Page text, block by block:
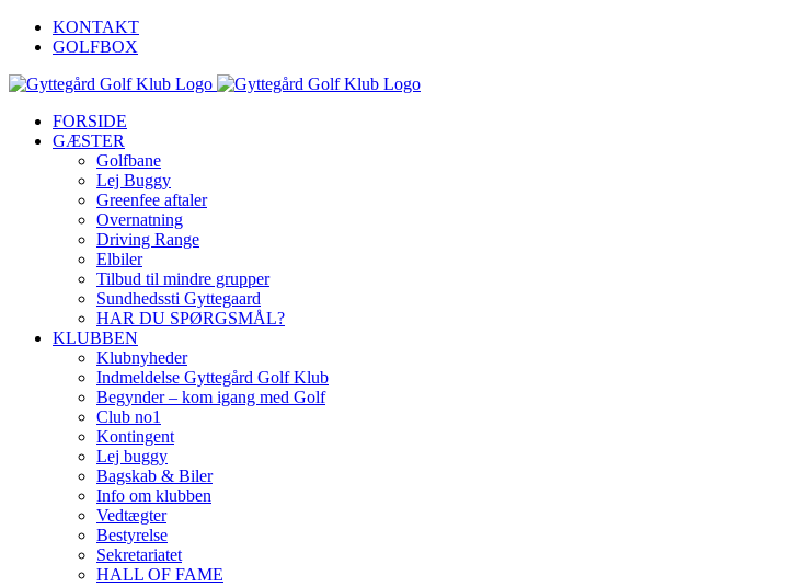
Skip
KONTAKT
GOLFBOX
FORSIDE
GÆSTER
Golfbane
Lej Buggy
Greenfee aftaler
Overnatning
Driving Range
Elbiler
Tilbud til mindre grupper
Sundhedssti Gyttegaard
HAR DU SPØRGSMÅL?
KLUBBEN
Klubnyheder
Indmeldelse Gyttegård Golf Klub
Begynder – kom igang med Golf
Club no1
Kontingent
Lej buggy
Bagskab & Biler
Info om klubben
Vedtægter
Bestyrelse
Sekretariatet
HALL OF FAME